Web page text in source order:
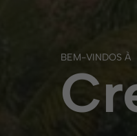
BEM-VINDOS À